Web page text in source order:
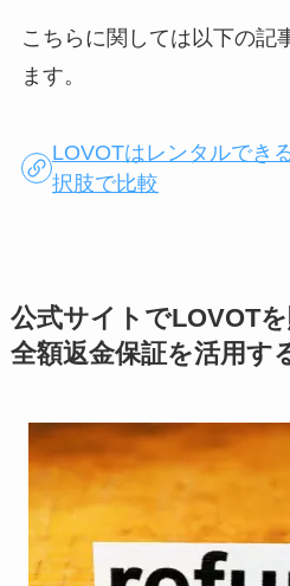
こちらに関しては以下の記
ます。
LOVOTはレンタルでき
択肢で比較
公式サイトでLOVOT
全額返金保証を活用す